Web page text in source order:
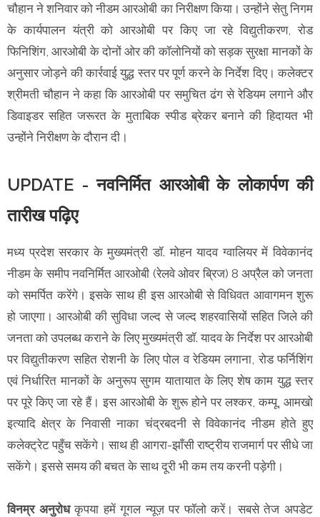
चौहान ने शनिवार को नीडम आरओबी का निरीक्षण किया। उन्होंने सेतु निगम
के कार्यपालन यंत्री को आरओबी पर किए जा रहे विद्युतीकरण, रोड
फिनिशिंग, आरओबी के दोनों ओर की कॉलोनियों को सड़क सुरक्षा मानकों के
अनुसार जोड़ने की कार्रवाई युद्ध स्तर पर पूर्ण करने के निर्देश दिए। कलेक्टर
श्रीमती चौहान ने कहा कि आरओबी पर समुचित ढंग से रेडियम लगाने और
डिवाइडर सहित जरूरत के मुताबिक स्पीड ब्रेकर बनाने की हिदायत भी
उन्होंने निरीक्षण के दौरान दी।
UPDATE - नवनिर्मित आरओबी के लोकार्पण की
तारीख पढ़िए
मध्य प्रदेश सरकार के मुख्यमंत्री डॉ. मोहन यादव ग्वालियर में विवेकानंद
नीडम के समीप नवनिर्मित आरओबी (रेलवे ओवर ब्रिज) 8 अप्रैल को जनता
को समर्पित करेंगे। इसके साथ ही इस आरओबी से विधिवत आवागमन शुरू
हो जाएगा। आरओबी की सुविधा जल्द से जल्द शहरवासियों सहित जिले की
जनता को उपलब्ध कराने के लिए मुख्यमंत्री डॉ. यादव के निर्देश पर आरओबी
पर विद्युतीकरण सहित रोशनी के लिए पोल व रेडियम लगाना, रोड फर्निशिंग
एवं निर्धारित मानकों के अनुरूप सुगम यातायात के लिए शेष काम युद्ध स्तर
पर पूरे किए जा रहे हैं। इस आरओबी के शुरू होने पर लश्कर, कम्पू, आमखो
इत्यादि क्षेत्र के निवासी नाका चंद्रबदनी से विवेकानंद नीडम होते हुए
कलेक्ट्रेट पहुँच सकेंगे। साथ ही आगरा-झाँसी राष्ट्रीय राजमार्ग पर सीधे जा
सकेंगे। इससे समय की बचत के साथ दूरी भी कम तय करनी पड़ेगी।
विनम्र अनुरोधकृपया हमें गूगल न्यूज़ पर फॉलो करें। सबसे तेज अपडेट